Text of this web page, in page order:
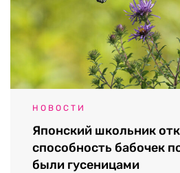
НОВОСТИ
Японский школьник
способность бабочек
были гусеницами